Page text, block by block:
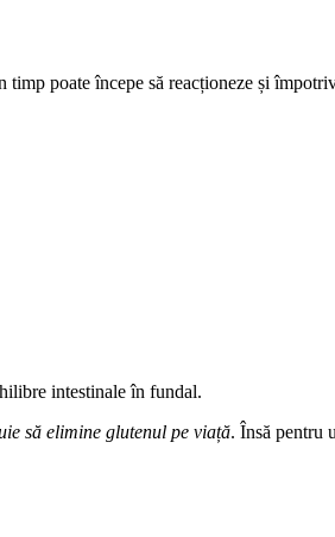
timp poate începe să reacționeze și
intestinale în fundal.
să elimine glutenul pe viață. Însă pentru